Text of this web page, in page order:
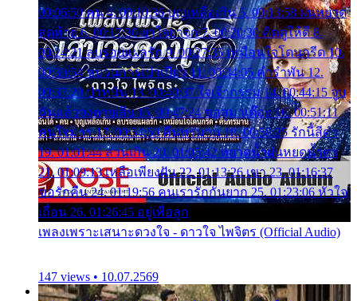
00:06:50 คน 4. 00:10:36 บุญเหลือเกิน 5. 00:13:58 ฝนหยาด
สุดท้าย 6. 00:17:30 ยาใจยาจก 7. 00:20:30 คิดดูให้ดี 8.
00:24:21 ลบรอยแผลรัก 9. 00:27:35 เหมือนใจโดนกรีด 10.
00:30:54 ขบวนการเปาเปียว 11. 00:34:05 คำรำพัน 12.
00:37:20 ปาหนัน 13. 00:40:37 ใจเจ้ากรรม 14. 00:44:15 จูบ
ฉันแล้วจงตายเสีย 15. 00:47:24 ขอสูมาเต๊อะ 16. 00:51:11
คนใจมาร 17. 00:54:50 คืนทรมาน 18. 00:58:25 รักนี้สีดำ
19. 01:01:44 ส่วนเกิน 20. 01:05:42 หยาดน้ำฝนหยดน้ำตา
21. 01:09:13 เหลือเพียงฝัน 22. 01:13:26 เขา 23. 01:16:37
ขอรักคืน 24. 01:19:56 คนเรารักกันยาก 25. 01:23:06 หัวใจ
เถื่อน 26. 01:26:45 อยู่เพื่อลูก
เพลงเพราะเสนาะดวงใจ - ดาวใจ ไพจิตร (Official Audio)
147 views • 10.07.2569